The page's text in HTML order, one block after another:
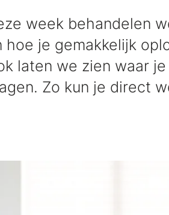
week behandelen
hoe je gemakkelijk
laten we zien waar
Zo kun je direct